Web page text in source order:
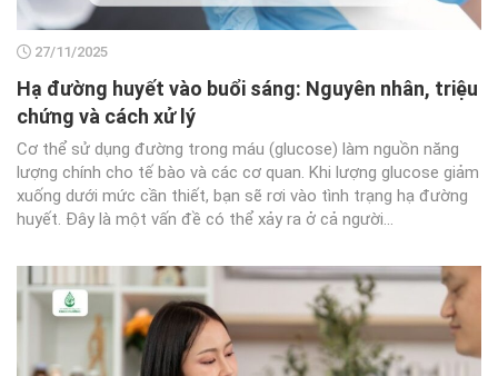
27/11/2025
Hạ đường huyết vào buổi sáng: Nguyên nhân, triệu
chứng và cách xử lý
Cơ thể sử dụng đường trong máu (glucose) làm nguồn năng
lượng chính cho tế bào và các cơ quan. Khi lượng glucose giảm
xuống dưới mức cần thiết, bạn sẽ rơi vào tình trạng hạ đường
huyết. Đây là một vấn đề có thể xảy ra ở cả người...